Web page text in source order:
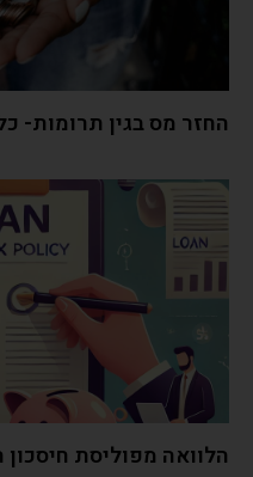
החזר מס בגין תרומות-
הלוואה מפוליסת